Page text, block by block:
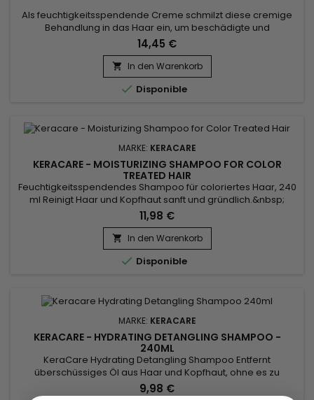
Als feuchtigkeitsspendende Creme schmilzt diese cremige
Behandlung in das Haar ein, um beschädigte und
geschwächte Haarlängen Tag für Tag zu restrukturieren und
zu stärken.&nbsp; Die mit Sheabutter, Kakaobutter, Shikakai-
und Arganöl formulierte KeraCare Natural Textures
Buttercreme umhüllt und entwirrt das Haar und verleiht ihm
Weichheit,...
14,45 €
 In den Warenkorb
 Disponible
MARKE: KERACARE
KERACARE - MOISTURIZING SHAMPOO FOR COLOR
TREATED HAIR
Feuchtigkeitsspendendes Shampoo für coloriertes Haar, 240
ml Reinigt Haar und Kopfhaut sanft und gründlich.&nbsp;
Schützt das Haar vor der verblassenden und stumpfen
Wirkung von UV-Strahlen.&nbsp; Minimiert das Ausbleichen
der Farbe.&nbsp;
11,98 €
 In den Warenkorb
 Disponible
MARKE: KERACARE
KERACARE - HYDRATING DETANGLING SHAMPOO -
240ML
KeraCare Hydrating Detangling Shampoo Entfernt
überschüssiges Öl aus Haar und Kopfhaut, ohne es zu
strapazieren.&nbsp; Verringert die Reibung zwischen den
Fasern.&nbsp; Repariert beschädigte Stellen entlang des
9,98 €